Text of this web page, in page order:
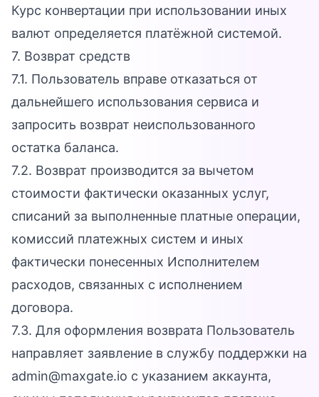
Курс конвертации при использовании иных
валют определяется платёжной системой.
7. Возврат средств
7.1. Пользователь вправе отказаться от
дальнейшего использования сервиса и
запросить возврат неиспользованного
остатка баланса.
7.2. Возврат производится за вычетом
стоимости фактически оказанных услуг,
списаний за выполненные платные операции,
комиссий платежных систем и иных
фактически понесенных Исполнителем
расходов, связанных с исполнением
договора.
7.3. Для оформления возврата Пользователь
направляет заявление в службу поддержки на
admin@maxgate.io с указанием аккаунта,